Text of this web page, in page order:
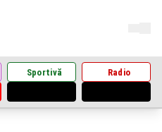
Sportivă Radio